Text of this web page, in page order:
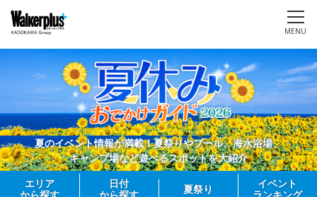
MENU
夏のイベント情報が満載！夏祭りやプール、海水浴場、
キャンプ場など遊べるスポットを大紹介
エリア
から探す
日付
から探す
夏祭り
イベント
ランキング